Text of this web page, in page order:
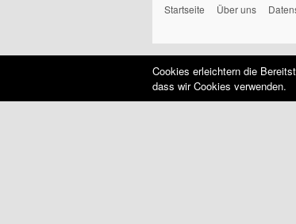
Startseite Über uns
Cookies erleichtern die
dass wir Cookies verwenden.